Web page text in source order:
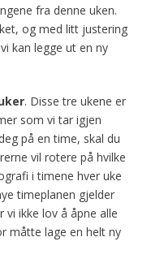
fra denne uken.
og med litt justering
kan legge ut en ny
. Disse tre ukene er
som vi tar igjen
på en time, skal du
vil rotere på hvilke
i timene hver uke
timeplanen gjelder
vi ikke lov å åpne alle
måtte lage en helt ny